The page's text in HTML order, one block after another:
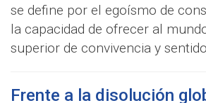
se define por el egoísmo de
la capacidad de ofrecer al
superior de convivencia y
Frente a la disolución